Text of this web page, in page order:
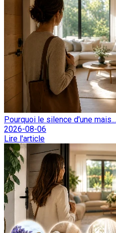
Pourquoi le silence d'une mais...
2026-08-06
Lire l'article